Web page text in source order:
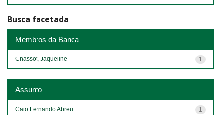
Busca facetada
Membros da Banca
1
Chassot, Jaqueline
Assunto
1
Caio Fernando Abreu